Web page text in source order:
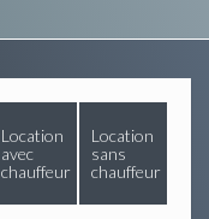
Location
avec
chauffeur
Location
sans
chauffeur